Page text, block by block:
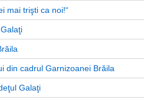
mai trişti ca noi!“
din cadrul Garnizoanei Brăila
Galaţi